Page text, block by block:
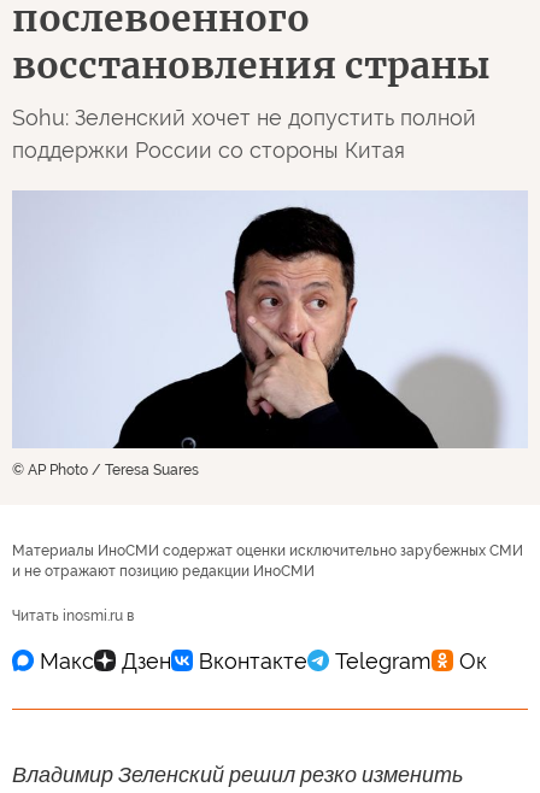
послевоенного
восстановления страны
Sohu: Зеленский хочет не допустить полной
поддержки России со стороны Китая
© AP Photo / Teresa Suares
Материалы ИноСМИ содержат оценки исключительно зарубежных СМИ
и не отражают позицию редакции ИноСМИ
Читать inosmi.ru в
Владимир Зеленский решил резко изменить